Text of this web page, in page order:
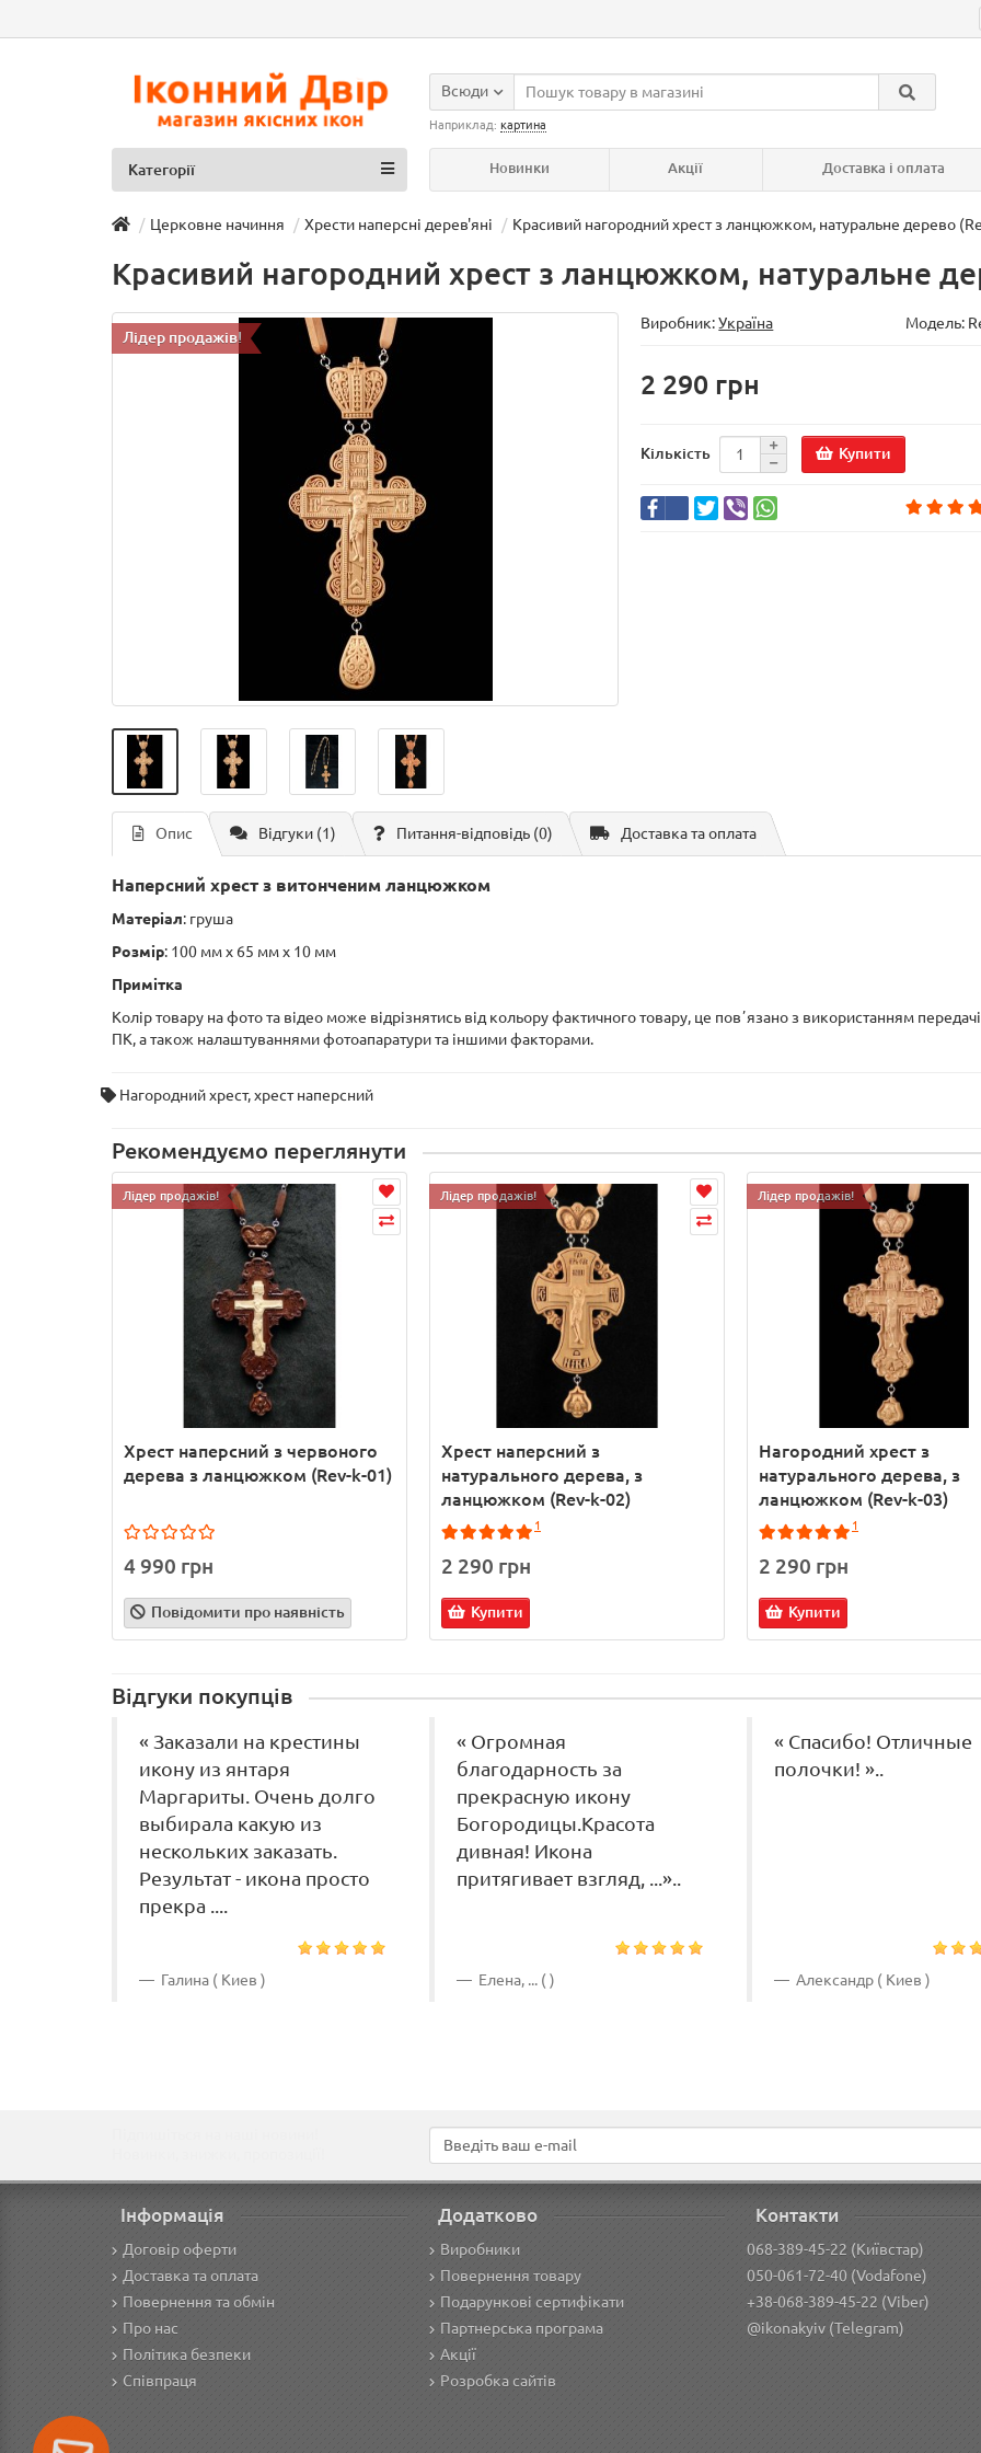
Всюди
Наприклад: картина
Новинки Акції Доставка і оплата
Категорії
Церковне начиння Хрести наперсні дерев'яні Красивий нагородний хрест з ланцюжком, натуральне дерево
Красивий нагородний хрест з ланцюжком, натуральне
Лідер продажів!
Виробник:Україна Модель:
2 290 грн
Кількість Купити
Опис Відгуки (1) Питання-відповідь (0) Доставка та оплата
Наперсний хрест з витонченим ланцюжком
Матеріал: груша
Розмір: 100 мм х 65 мм х 10 мм
Примітка
Колір товару на фото та відео може відрізнятись від кольору фактичного товару, це повʼязано з використанням
ПК, а також налаштуваннями фотоапаратури та іншими факторами.
Нагородний хрест,хрест наперсний
Рекомендуємо переглянути
Лідер продажів!
Хрест наперсний з червоного
дерева з ланцюжком (Rev-k-01)
4 990 грн
Повідомити про наявність
Лідер продажів!
Хрест наперсний з
натурального дерева, з
ланцюжком (Rev-k-02)
1
2 290 грн
Купити
Лідер продажів!
Нагородний хрест з
натурального дерева, з
ланцюжком (Rev-k-03)
1
2 290 грн
Купити
Відгуки покупців
« Заказали на крестины
икону из янтаря
Маргариты. Очень долго
выбирала какую из
нескольких заказать.
Результат - икона просто
прекра ....
Галина ( Киев )
« Огромная
благодарность за
прекрасную икону
Богородицы.Красота
дивная! Икона
притягивает взгляд, ...»..
Елена, ... ( )
« Спасибо! Отличные
полочки! »..
Александр ( Киев )
Інформація
Договір оферти
Доставка та оплата
Повернення та обмін
Про нас
Політика безпеки
Співпраця
Додатково
Виробники
Повернення товару
Подарункові сертифікати
Партнерська програма
Акції
Розробка сайтів
Контакти
068-389-45-22 (Київстар)
050-061-72-40 (Vodafone)
+38-068-389-45-22 (Viber)
@ikonakyiv (Telegram)